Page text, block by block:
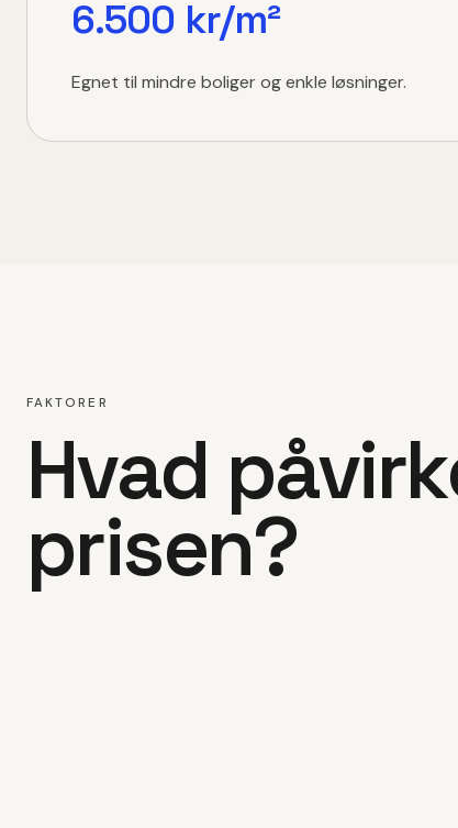
6.500 kr/m²
Egnet til mindre boliger og enkle løsninger.
FAKTORER
Hvad
prisen?